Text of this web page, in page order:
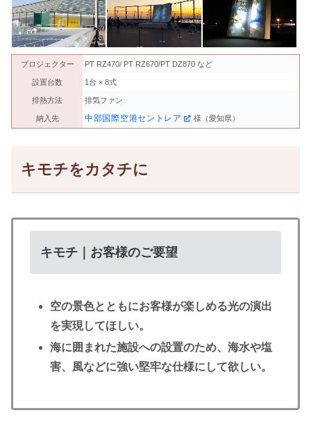
プロジェクター PT RZ470/ PT RZ670/PT DZ870 など
設置台数 1台 × 8式
排熱方法 排気ファン
納入先 中部国際空港セントレア 様（愛知県）
キモチをカタチに
キモチ｜お客様のご要望
空の景色とともにお客様が楽しめる光の演出
を実現してほしい。
海に囲まれた施設への設置のため、海水や塩
害、風などに強い堅牢な仕様にして欲しい。